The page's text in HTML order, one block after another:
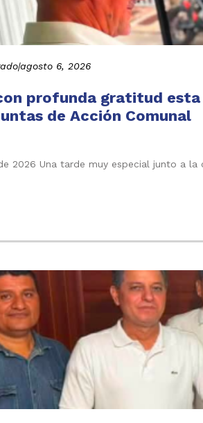
|agosto 6, 2026
profunda gratitud
de Acción Comunal
2026 Una tarde muy especial junto a